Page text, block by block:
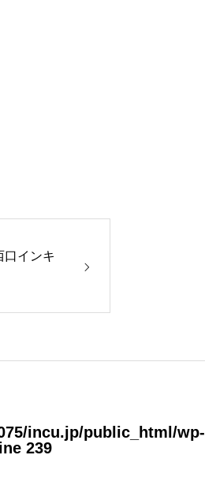
口インキ
incu.jp/public_html/wp-
239